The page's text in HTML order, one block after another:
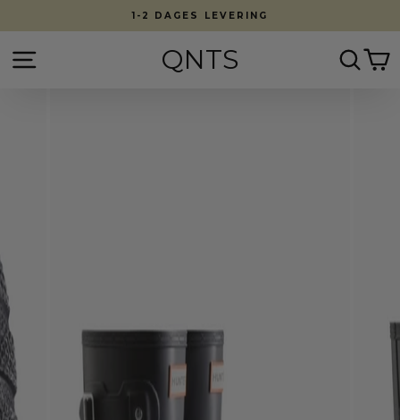
1-2 DAGES LEVERING
QNTS Søg